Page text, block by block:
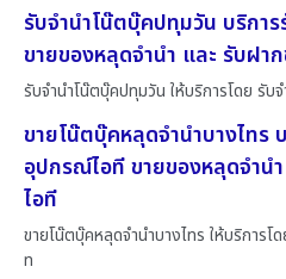
รับจำนำโน๊ตบุ๊คปทุมวัน บริกา
ขายของหลุดจำนำ และ รับฝา
รับจำนำโน๊ตบุ๊คปทุมวัน ให้บริการโดย รับ
ขายโน๊ตบุ๊คหลุดจำนำบางไทร
อุปกรณ์ไอที ขายของหลุดจำน
ไอที
ขายโน๊ตบุ๊คหลุดจำนำบางไทร ให้บริการ
ท